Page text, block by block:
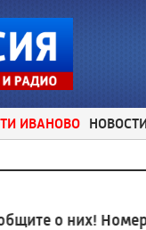
ИВАНОВО
о них! Номер